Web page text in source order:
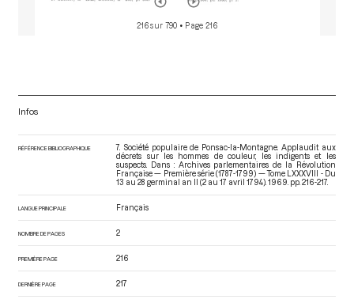
216 sur 790 • Page 216
Infos
RÉFÉRENCE BIBLIOGRAPHIQUE
7. Société populaire de Ponsac-la-Montagne. Applaudit aux
décrets sur les hommes de couleur, les indigents et les
suspects. Dans : Archives parlementaires de la Révolution
Française — Première série (1787-1799) — Tome LXXXVIII - Du
13 au 28 germinal an II (2 au 17 avril 1794) . 1969. pp. 216-217.
LANGUE PRINCIPALE Français
NOMBRE DE PAGES 2
PREMIÈRE PAGE 216
DERNIÈRE PAGE 217